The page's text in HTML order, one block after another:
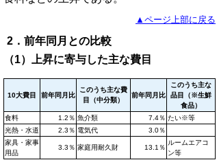
▲ページ上部に戻る
2．前年同月との比較
（1）上昇に寄与した主な費目
10大費目 前年同月比
このうち主な費
目（中分類）
前年同月比
このうち主な
品目（※生鮮
食品）
食料
1.2％ 魚介類 7.4％ たい※等
光熱・水道
2.3％ 電気代
3.0％
家具・家事
用品
3.3％ 家庭用耐久財 13.1％
ルームエアコ
ン等